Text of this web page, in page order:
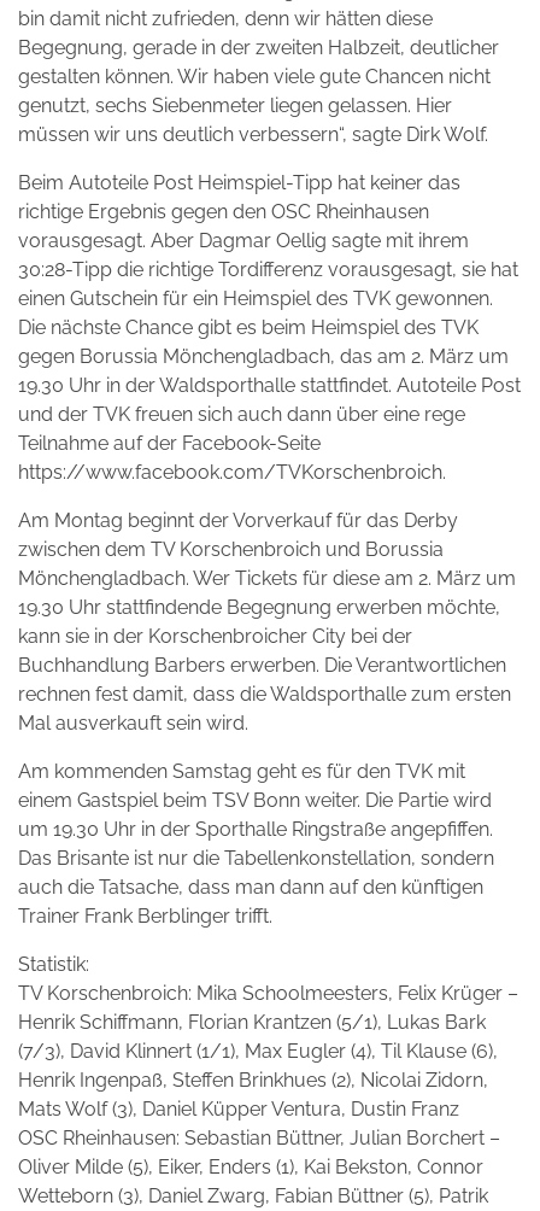
bin damit nicht zufrieden, denn wir hätten diese
Begegnung, gerade in der zweiten Halbzeit, deutlicher
gestalten können. Wir haben viele gute Chancen nicht
genutzt, sechs Siebenmeter liegen gelassen. Hier
müssen wir uns deutlich verbessern“, sagte Dirk Wolf.
Beim Autoteile Post Heimspiel-Tipp hat keiner das
richtige Ergebnis gegen den OSC Rheinhausen
vorausgesagt. Aber Dagmar Oellig sagte mit ihrem
30:28-Tipp die richtige Tordifferenz vorausgesagt, sie hat
einen Gutschein für ein Heimspiel des TVK gewonnen.
Die nächste Chance gibt es beim Heimspiel des TVK
gegen Borussia Mönchengladbach, das am 2. März um
19.30 Uhr in der Waldsporthalle stattfindet. Autoteile Post
und der TVK freuen sich auch dann über eine rege
Teilnahme auf der Facebook-Seite
https://www.facebook.com/TVKorschenbroich.
Am Montag beginnt der Vorverkauf für das Derby
zwischen dem TV Korschenbroich und Borussia
Mönchengladbach. Wer Tickets für diese am 2. März um
19.30 Uhr stattfindende Begegnung erwerben möchte,
kann sie in der Korschenbroicher City bei der
Buchhandlung Barbers erwerben. Die Verantwortlichen
rechnen fest damit, dass die Waldsporthalle zum ersten
Mal ausverkauft sein wird.
Am kommenden Samstag geht es für den TVK mit
einem Gastspiel beim TSV Bonn weiter. Die Partie wird
um 19.30 Uhr in der Sporthalle Ringstraße angepfiffen.
Das Brisante ist nur die Tabellenkonstellation, sondern
auch die Tatsache, dass man dann auf den künftigen
Trainer Frank Berblinger trifft.
Statistik:
TV Korschenbroich: Mika Schoolmeesters, Felix Krüger –
Henrik Schiffmann, Florian Krantzen (5/1), Lukas Bark
(7/3), David Klinnert (1/1), Max Eugler (4), Til Klause (6),
Henrik Ingenpaß, Steffen Brinkhues (2), Nicolai Zidorn,
Mats Wolf (3), Daniel Küpper Ventura, Dustin Franz
OSC Rheinhausen: Sebastian Büttner, Julian Borchert –
Oliver Milde (5), Eiker, Enders (1), Kai Bekston, Connor
Wetteborn (3), Daniel Zwarg, Fabian Büttner (5), Patrik